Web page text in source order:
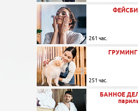
261 час.
ГРУМИНГ
251 час.
БАННОЕ